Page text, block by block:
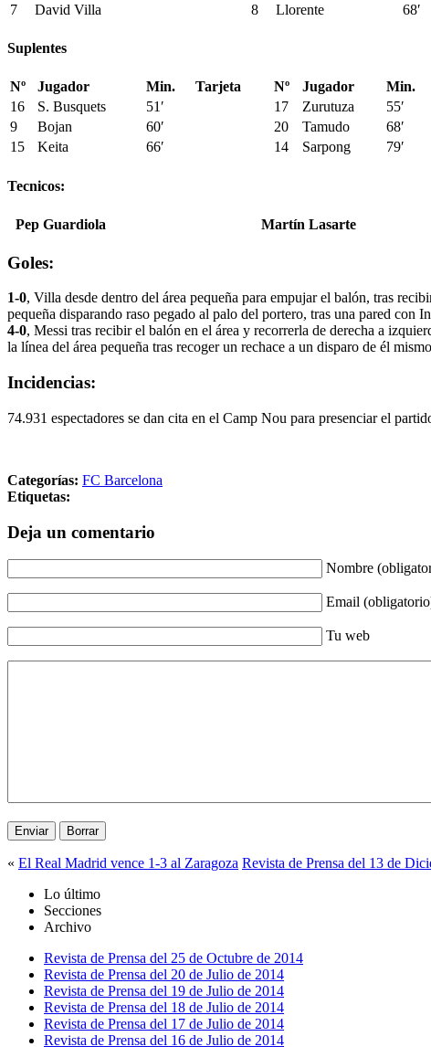
7
David Villa 8 Llorente 68′
Suplentes
Nº Jugador Min. Tarjeta Nº Jugador Min.
16
S. Busquets 51′ 17 Zurutuza
55′
9
Bojan 60′ 20 Tamudo
68′
15
Keita 66′ 14 Sarpong 79′
Tecnicos:
Pep Guardiola Martín Lasarte
Goles:
1-0, Villa desde dentro del área pequeña para empujar el balón, tras
pequeña disparando raso pegado al palo del portero, tras una pared con
4-0, Messi tras recibir el balón en el área y recorrerla de derecha a
la línea del área pequeña tras recoger un rechace a un disparo de él
Incidencias:
74.931 espectadores se dan cita en el Camp Nou para presenciar el
Categorías: FC Barcelona
Etiquetas:
Deja un comentario
Nombre
Email
Tu web
« El Real Madrid vence 1-3 al Zaragoza Revista de Prensa del 13 de
Lo último
Secciones
Archivo
Revista de Prensa del 25 de Octubre de 2014
Revista de Prensa del 20 de Julio de 2014
Revista de Prensa del 19 de Julio de 2014
Revista de Prensa del 18 de Julio de 2014
Revista de Prensa del 17 de Julio de 2014
Revista de Prensa del 16 de Julio de 2014